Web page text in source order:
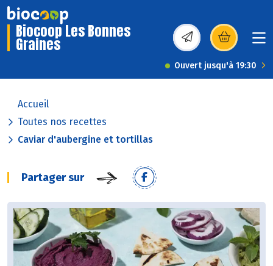
Biocoop Les Bonnes
Graines (s’ouvre dans une
Ouvert jusqu'à 19:30
Accueil
Toutes nos recettes
Caviar d'aubergine et tortillas
Partager sur